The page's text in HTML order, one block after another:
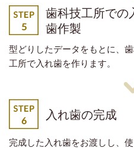
歯科技工所での
歯作製
型どりしたデータをもとに、
工所で入れ歯を作ります。
入れ歯の完成
完成した入れ歯をお渡しし、